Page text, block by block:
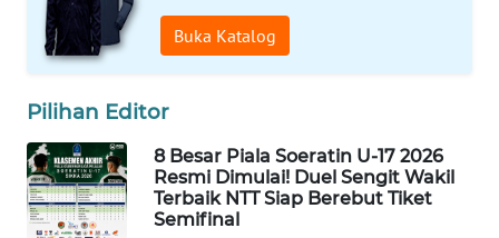
Buka Katalog
Pilihan Editor
8 Besar Piala Soeratin U-17 2026
Resmi Dimulai! Duel Sengit Wakil
Terbaik NTT Siap Berebut Tiket
Semifinal
LAPAK
WAHANA
Wahana
Network
KONSUMEN
LISTRIK